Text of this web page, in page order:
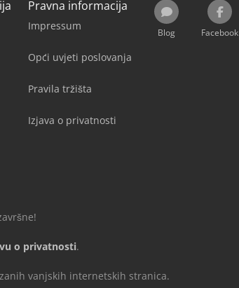
Pravna informacija
Impressum
Opći uvjeti poslovanja
Pravila tržišta
Izjava o privatnosti
Blog Facebook
o privatnosti.
vanjskih internetskih stranica.